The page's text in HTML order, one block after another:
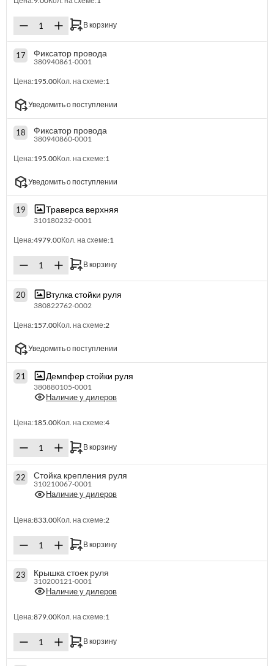
В корзину
17 Фиксатор провода
380940861-0001
Цена:195.00Кол. на схеме:1
Уведомить о поступлении
18 Фиксатор провода
380940860-0001
Цена:195.00Кол. на схеме:1
Уведомить о поступлении
19 Траверса верхняя
310180232-0001
Цена:4979.00Кол. на схеме:1
В корзину
20 Втулка стойки руля
380822762-0002
Цена:157.00Кол. на схеме:2
Уведомить о поступлении
21 Демпфер стойки руля
380880105-0001
Наличие у дилеров
Цена:185.00Кол. на схеме:4
В корзину
22 Стойка крепления руля
310210067-0001
Наличие у дилеров
Цена:833.00Кол. на схеме:2
В корзину
23 Крышка стоек руля
310200121-0001
Наличие у дилеров
Цена:879.00Кол. на схеме:1
В корзину